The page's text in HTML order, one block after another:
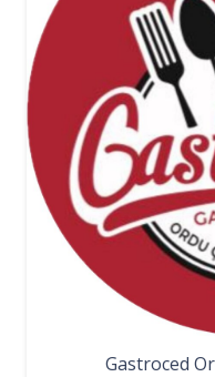
Gastroced